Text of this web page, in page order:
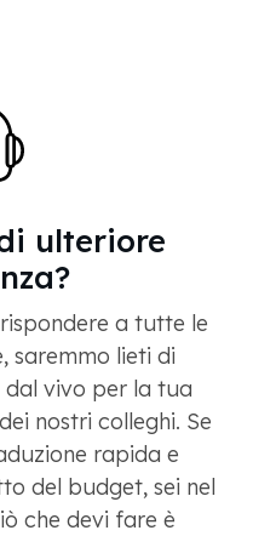
ulteriore
a tutte le
saremmo lieti di
vivo per la tua
nostri colleghi. Se
rapida e
del budget, sei nel
che devi fare è